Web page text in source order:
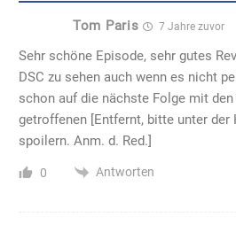
Tom Paris 7 Jahre zuvor
Sehr schöne Episode, sehr gutes
DSC zu sehen auch wenn es nicht
schon auf die nächste Folge mit
getroffenen [Entfernt, bitte unter der
spoilern. Anm. d. Red.]
0 Antworten